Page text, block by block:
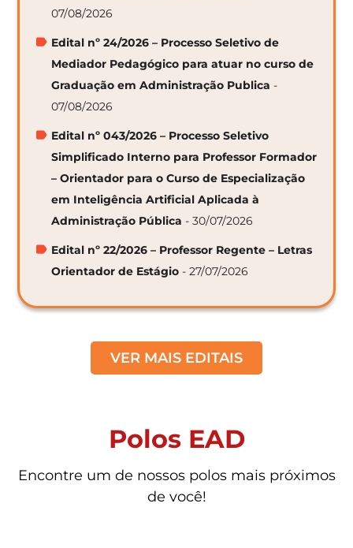
07/08/2026
Edital nº 24/2026 – Processo Seletivo de
Mediador Pedagógico para atuar no curso de
Graduação em Administração Publica -
07/08/2026
Edital nº 043/2026 – Processo Seletivo
Simplificado Interno para Professor Formador
– Orientador para o Curso de Especialização
em Inteligência Artificial Aplicada à
Administração Pública - 30/07/2026
Edital nº 22/2026 – Professor Regente – Letras
Orientador de Estágio - 27/07/2026
VER MAIS EDITAIS
Polos EAD
Encontre um de nossos polos mais próximos
de você!